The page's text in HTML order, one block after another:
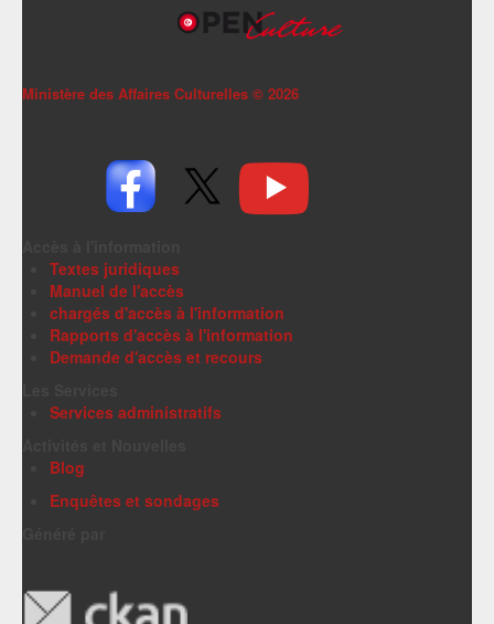
Ministère des Affaires Culturelles © 2026
Textes juridiques
Manuel de l'accès
chargés d'accès à l'information
Rapports d'accès à l'information
Demande d'accès et recours
Services administratifs
Blog
Enquêtes et sondages